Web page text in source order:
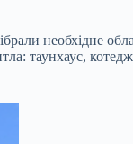
необхідне
таунхаус,